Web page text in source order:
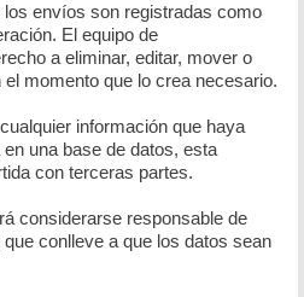
envíos son registradas como
El equipo de
a eliminar, editar, mover o
momento que lo crea necesario.
información que haya
una base de datos, esta
con terceras partes.
considerarse responsable de
conlleve a que los datos sean